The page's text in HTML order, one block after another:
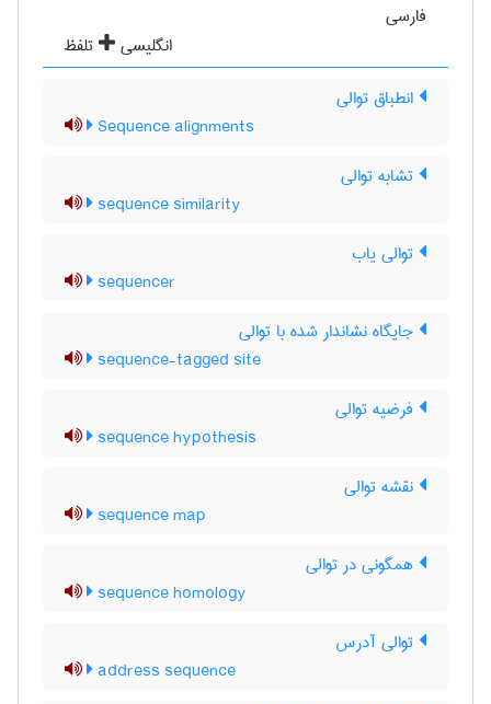
فارسی
انگلیسی
تلفظ
انطباق توالی
Sequence alignments
تشابه توالی
sequence similarity
توالی یاب
sequencer
جایگاه نشاندار شده با توالی
sequence-tagged site
فرضیه توالی
sequence hypothesis
نقشه توالی
sequence map
همگونی در توالی
sequence homology
توالی آدرس
address sequence